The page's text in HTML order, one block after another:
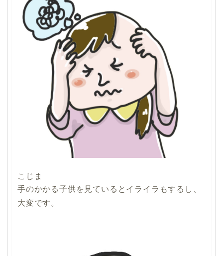
こじま
手のかかる子供を見ているとイライラもするし、
大変です。